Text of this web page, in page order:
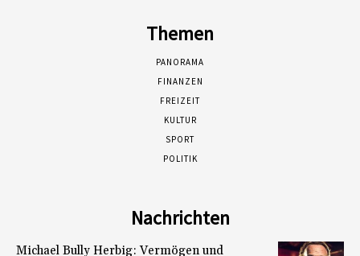
Themen
PANORAMA
FINANZEN
FREIZEIT
KULTUR
SPORT
POLITIK
Nachrichten
Michael Bully Herbig: Vermögen und